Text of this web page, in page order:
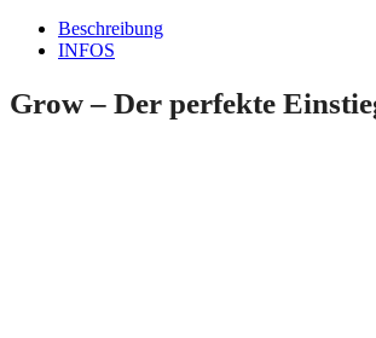
Beschreibung
INFOS
Grow – Der perfekte